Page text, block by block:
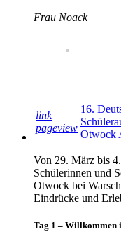
Frau Noack
link
pageview
16.
Otwock
Von 29. März bis
Schülerinnen und
Otwock bei
Eindrücke und
Tag 1 – Willkommen